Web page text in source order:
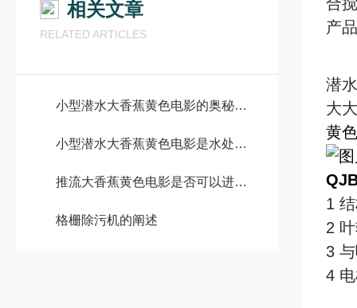
相关文章
RELATED ARTICLES
小型潜水大香蕉黄色电影的奥秘与应用
小型潜水大香蕉黄色电影是水处理领域的巧匠
推流大香蕉黄色电影是否可以进行定制设计以满足特殊生产需求?
格栅除污机的阐述
产
潜
大
黄
1
2
3
4